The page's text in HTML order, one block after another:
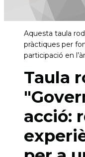
Aquesta taula
pràctiques per
participació en
Taula
acció: